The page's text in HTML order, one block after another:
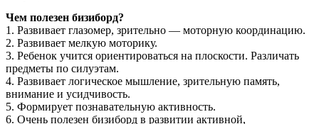
Чем полезен бизиборд?
1. Развивает глазомер, зрительно — моторную координацию.
2. Развивает мелкую моторику.
3. Ребенок учится ориентироваться на плоскости. Различать
предметы по силуэтам.
4. Развивает логическое мышление, зрительную память,
внимание и усидчивость.
5. Формирует познавательную активность.
6. Очень полезен бизиборд в развитии активной,